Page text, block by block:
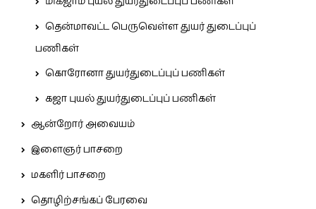
தென்மாவட்ட பெருவெள்ள துயர் துடைப்புப்
பணிகள்
கொரோனா துயர்துடைப்புப் பணிகள்
கஜா புயல் துயர்துடைப்புப் பணிகள்
ஆன்றோர் அவையம்
இளைஞர் பாசறை
மகளிர் பாசறை
தொழிற்சங்கப் பேரவை